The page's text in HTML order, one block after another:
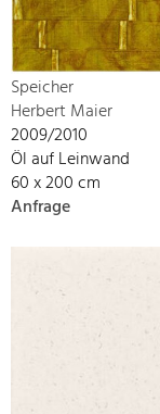
Speicher
Herbert Maier
2009/2010
Öl auf Leinwand
60 x 200 cm
Anfrage